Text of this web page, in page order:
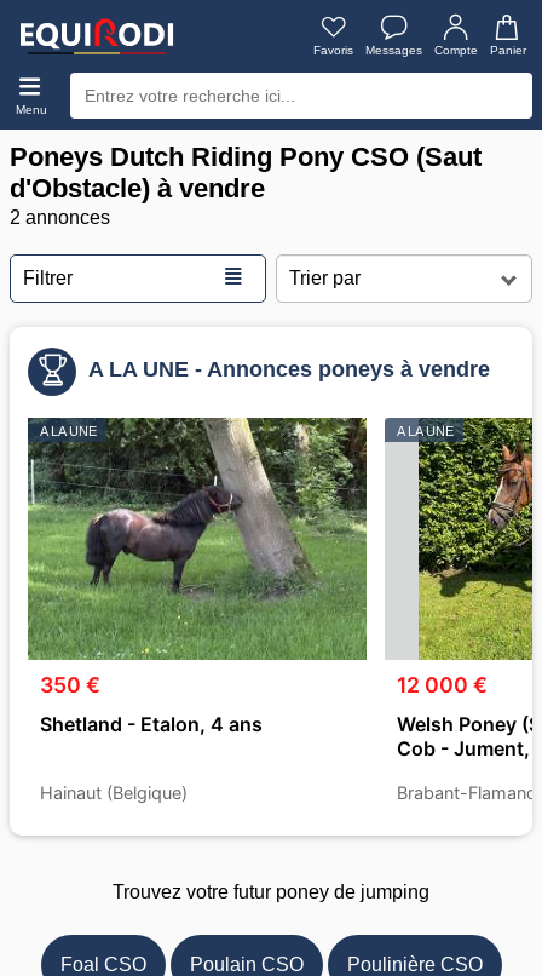
Favoris Messages Compte Panier
Menu
Poneys Dutch Riding Pony CSO (Saut
d'Obstacle) à vendre
2 annonces
Filtrer ≣
A LA UNE - Annonces poneys à vendre
A LA UNE
350 €
Shetland - Etalon, 4 ans
Hainaut (Belgique)
A LA UNE
12 000 €
Welsh Poney
Cob - Jument,
Brabant-Flamand
Trouvez votre futur poney de jumping
Foal CSO Poulain CSO Poulinière CSO